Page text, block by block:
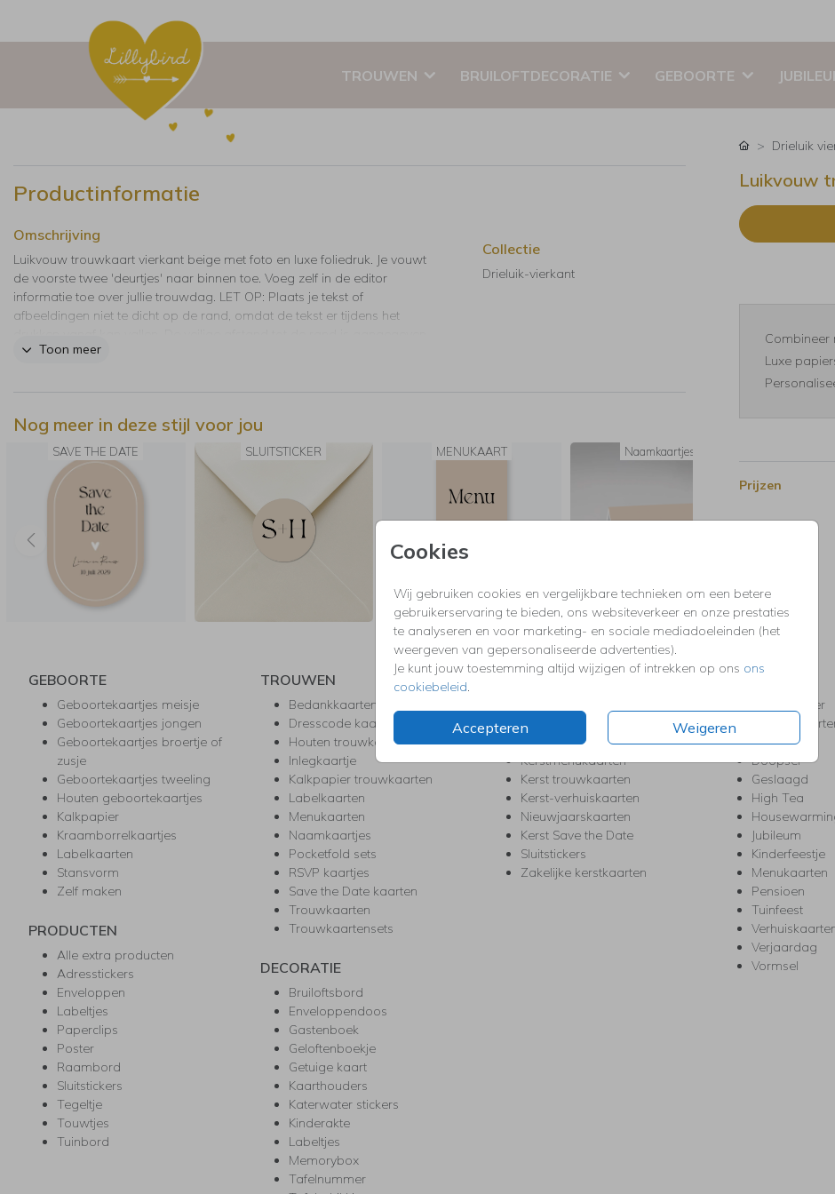
TROUWEN BRUILOFTDECORATIE GEBOORTE
Cookies
Wij gebruiken cookies en vergelijkbare technieken om een betere
gebruikerservaring te bieden, ons websiteverkeer en onze prestaties
te analyseren en voor marketing- en sociale mediadoeleinden (het
weergeven van gepersonaliseerde advertenties).
Je kunt jouw toestemming altijd wijzigen of intrekken op ons ons
cookiebeleid.
Accepteren Weigeren
Productinformatie
Omschrijving
Luikvouw trouwkaart vierkant beige met foto en luxe foliedruk. Je vouwt
de voorste twee 'deurtjes' naar binnen toe. Voeg zelf in de editor
informatie toe over jullie trouwdag. LET OP: Plaats je tekst of
afbeeldingen niet te dicht op de rand, omdat de tekst er tijdens het
met arceringen.
Toon meer
Collectie
Drieluik-vierkant
Nog meer in deze stijl voor jou
SAVE THE DATE SLUITSTICKER MENUKAART Naamkaartjes
Drieluik
Luikvouw
Combineer
Luxe
Prijzen
GEBOORTE
Geboortekaartjes meisje
Geboortekaartjes jongen
Geboortekaartjes broertje of
zusje
Geboortekaartjes tweeling
Houten geboortekaartjes
Kalkpapier
Kraamborrelkaartjes
Labelkaarten
Stansvorm
Zelf maken
PRODUCTEN
Alle extra producten
Adresstickers
Enveloppen
Labeltjes
Paperclips
Poster
Raambord
Sluitstickers
Tegeltje
Touwtjes
Tuinbord
TROUWEN
Bedankkaarten
Dresscode kaartjes
Houten trouwkaarten
Inlegkaartje
Kalkpapier trouwkaarten
Labelkaarten
Menukaarten
Naamkaartjes
Pocketfold sets
RSVP kaartjes
Save the Date kaarten
Trouwkaarten
Trouwkaartensets
DECORATIE
Bruiloftsbord
Enveloppendoos
Gastenboek
Geloftenboekje
Getuige kaart
Kaarthouders
Katerwater stickers
Kinderakte
Labeltjes
Memorybox
Tafelnummer
Kerstborrel uitnodigingen
Kerstdiner uitnodigingen
Kerstmenukaarten
Kerst trouwkaarten
Kerst-verhuiskaarten
Nieuwjaarskaarten
Kerst Save the Date
Sluitstickers
Zakelijke kerstkaarten
Babyshower
Communie
Doopsel
Geslaagd
High Tea
Jubileum
Kinderfeestje
Menukaarten
Pensioen
Tuinfeest
Verjaardag
Vormsel